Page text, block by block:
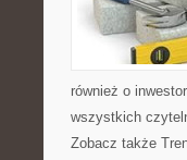
również o
wszystkich
Zobacz także